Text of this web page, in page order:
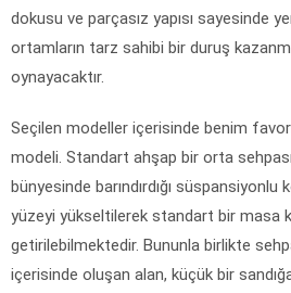
dokusu ve parçasız yapısı sayesinde
ortamların tarz sahibi bir duruş
oynayacaktır.
Seçilen modeller içerisinde benim
modeli. Standart ahşap bir orta
bünyesinde barındırdığı
yüzeyi yükseltilerek standart bir masa
getirilebilmektedir. Bununla birlikte
içerisinde oluşan alan, küçük bir